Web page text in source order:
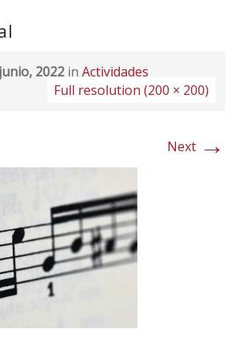
2022 in Actividades
Full resolution (200 × 200)
Next →